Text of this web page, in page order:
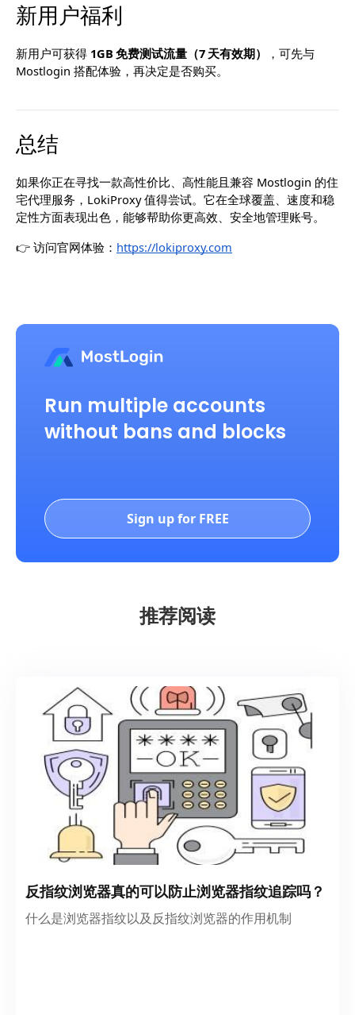
新用户福利
新用户可获得 1GB 免费测试流量（7 天有效期）
，可先与
Mostlogin 搭配体验，再决定是否购买。
总结
如果你正在寻找一款高性价比、高性能且兼容 Mostlogin 的住
宅代理服务，LokiProxy 值得尝试。它在全球覆盖、速度和稳
定性方面表现出色，能够帮助你更高效、安全地管理账号。
👉 访问官网体验： https://lokiproxy.com
Run multiple accounts
without bans and blocks
Sign up for FREE
推荐阅读
反指纹浏览器真的可以防止浏览器指纹追踪吗？
什么是浏览器指纹以及反指纹浏览器的作用机制